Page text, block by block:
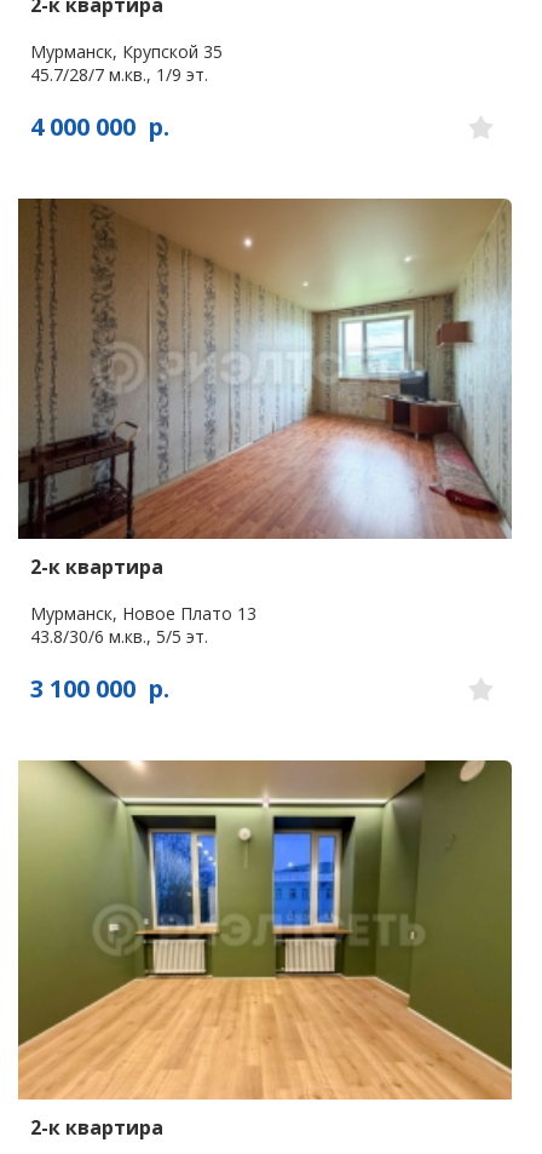
Мурманск, Крупской 35
45.7/28/7 м.кв., 1/9 эт.
4 000 000 р.
2-к квартира
Мурманск, Новое Плато 13
43.8/30/6 м.кв., 5/5 эт.
3 100 000 р.
2-к квартира